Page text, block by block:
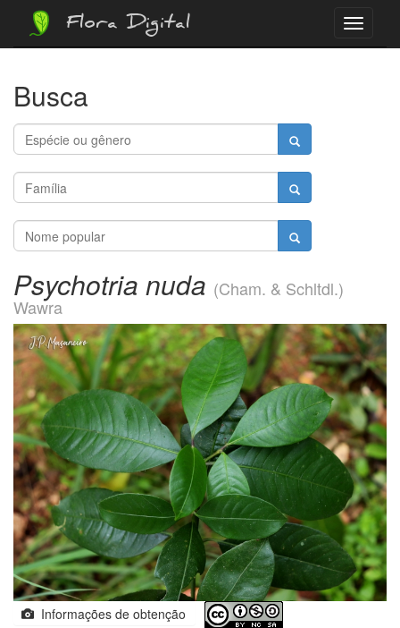
Menu
Flora Digital
Busca
Psychotria nuda (Cham. & Schltdl.)
Wawra
Informações de obtenção